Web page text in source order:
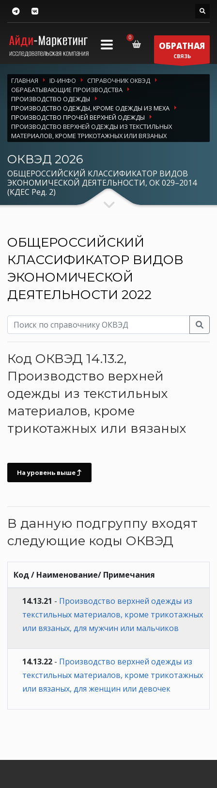
ОБРАТНАЯ
СВЯЗЬ
ГЛАВНАЯ ID-ИНФО
СПРАВОЧНИК ОКВЭД
ОБРАБАТЫВАЮЩИЕ ПРОИЗВОДСТВА
ПРОИЗВОДСТВО ОДЕЖДЫ
ПРОИЗВОДСТВО ОДЕЖДЫ, КРОМЕ ОДЕЖДЫ ИЗ МЕХА
ПРОИЗВОДСТВО ПРОЧЕЙ ВЕРХНЕЙ ОДЕЖДЫ
ПРОИЗВОДСТВО ВЕРХНЕЙ ОДЕЖДЫ ИЗ ТЕКСТИЛЬНЫХ
МАТЕРИАЛОВ, КРОМЕ ТРИКОТАЖНЫХ ИЛИ ВЯЗАНЫХ
ОКВЭД 2026
ОБЩЕРОССИЙСКИЙ КЛАССИФИКАТОР ВИДОВ
ЭКОНОМИЧЕСКОЙ ДЕЯТЕЛЬНОСТИ, ОК 029–2014
(КДЕС Ред. 2)
ОБЩЕРОССИЙСКИЙ
КЛАССИФИКАТОР ВИДОВ
ЭКОНОМИЧЕСКОЙ
ДЕЯТЕЛЬНОСТИ 2022
Код ОКВЭД 14.13.2,
Производство верхней
одежды из текстильных
материалов, кроме
трикотажных или вязаных
На уровень выше
В данную подгруппу входят
следующие коды ОКВЭД
Код / Наименование/ Примечания
14.13.21 - Производство верхней одежды из
текстильных материалов, кроме трикотажных
или вязаных, для мужчин или мальчиков
14.13.22 - Производство верхней одежды из
текстильных материалов, кроме трикотажных
или вязаных, для женщин или девочек